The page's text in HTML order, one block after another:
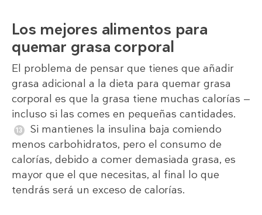
Los mejores alimentos para
quemar grasa corporal
El problema de pensar que tienes que añadir
grasa adicional a la dieta para quemar grasa
corporal es que la grasa tiene muchas calorías —
incluso si las comes en pequeñas cantidades.
Si mantienes la insulina baja comiendo
menos carbohidratos, pero el consumo de
calorías, debido a comer demasiada grasa, es
mayor que el que necesitas, al final lo que
tendrás será un exceso de calorías.